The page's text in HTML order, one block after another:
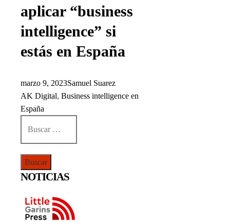
aplicar “business
intelligence” si
estás en España
marzo 9, 2023Samuel Suarez
AK Digital, Business intelligence en
España
NOTICIAS